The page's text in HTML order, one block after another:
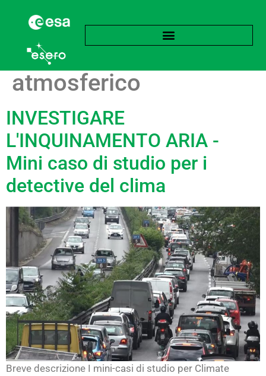
Tag:Inquinamento
atmosferico
INVESTIGARE
L'INQUINAMENTO ARIA -
Mini caso di studio per i
detective del clima
Breve descrizione I mini-casi di studio per Climate